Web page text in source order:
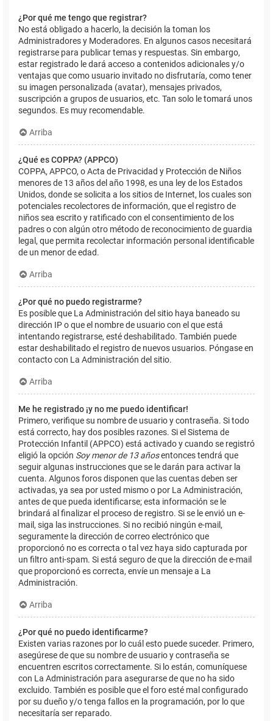
¿Por qué me tengo que registrar?
No está obligado a hacerlo, la decisión la toman los
Administradores y Moderadores. En algunos casos necesitará
registrarse para publicar temas y respuestas. Sin embargo,
estar registrado le dará acceso a contenidos adicionales y/o
ventajas que como usuario invitado no disfrutaría, como tener
su imagen personalizada (avatar), mensajes privados,
suscripción a grupos de usuarios, etc. Tan solo le tomará unos
segundos. Es muy recomendable.
Arriba
¿Qué es COPPA? (APPCO)
COPPA, APPCO, o Acta de Privacidad y Protección de Niños
menores de 13 años del año 1998, es una ley de los Estados
Unidos, donde se solicita a los sitios de Internet, los cuales son
potenciales recolectores de información, que el registro de
niños sea escrito y ratificado con el consentimiento de los
padres o con algún otro método de reconocimiento de guardia
legal, que permita recolectar información personal identificable
de un menor de edad.
Arriba
¿Por qué no puedo registrarme?
Es posible que La Administración del sitio haya baneado su
dirección IP o que el nombre de usuario con el que está
intentando registrarse, esté deshabilitado. También puede
estar deshabilitado el registro de nuevos usuarios. Póngase en
contacto con La Administración del sitio.
Arriba
Me he registrado ¡y no me puedo identificar!
Primero, verifique su nombre de usuario y contraseña. Si todo
está correcto, hay dos posibles razones. Si el Sistema de
Protección Infantil (APPCO) está activado y cuando se registró
eligió la opción Soy menor de 13 añosentonces tendrá que
seguir algunas instrucciones que se le darán para activar la
cuenta. Algunos foros disponen que las cuentas deben ser
activadas, ya sea por usted mismo o por La Administración,
antes de que pueda identificarse; esta información se le
brindará al finalizar el proceso de registro. Si se le envió un e-
mail, siga las instrucciones. Si no recibió ningún e-mail,
seguramente la dirección de correo electrónico que
proporcionó no es correcta o tal vez haya sido capturada por
un filtro anti-spam. Si está seguro de que la dirección de e-mail
que proporcionó es correcta, envíe un mensaje a La
Administración.
Arriba
¿Por qué no puedo identificarme?
Existen varias razones por lo cuál esto puede suceder. Primero,
asegúrese de que su nombre de usuario y contraseña se
encuentren escritos correctamente. Si lo están, comuníquese
con La Administración para asegurarse de que no ha sido
excluido. También es posible que el foro esté mal configurado
por su dueño y/o tenga fallos en la programación, por lo que
necesitaría ser reparado.